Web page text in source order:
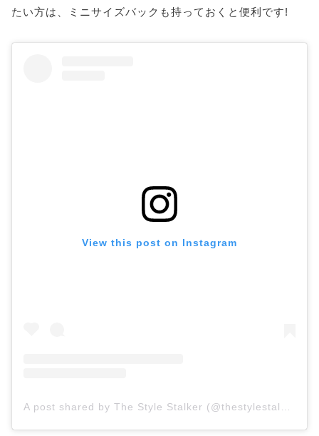
たい方は、ミニサイズバックも持っておくと便利です!
View this post on Instagram
A post shared by The Style Stalker (@thestylestalkercom)